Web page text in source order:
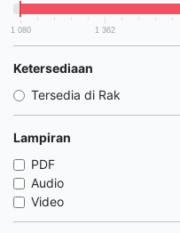
1 080 1 362
Ketersediaan
Tersedia di Rak
Lampiran
PDF
Audio
Video